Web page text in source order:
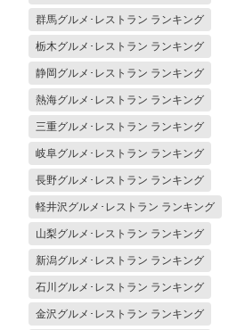
群馬グルメ･レストラン ランキング
栃木グルメ･レストラン ランキング
静岡グルメ･レストラン ランキング
熱海グルメ･レストラン ランキング
三重グルメ･レストラン ランキング
岐阜グルメ･レストラン ランキング
長野グルメ･レストラン ランキング
軽井沢グルメ･レストラン ランキング
山梨グルメ･レストラン ランキング
新潟グルメ･レストラン ランキング
石川グルメ･レストラン ランキング
金沢グルメ･レストラン ランキング